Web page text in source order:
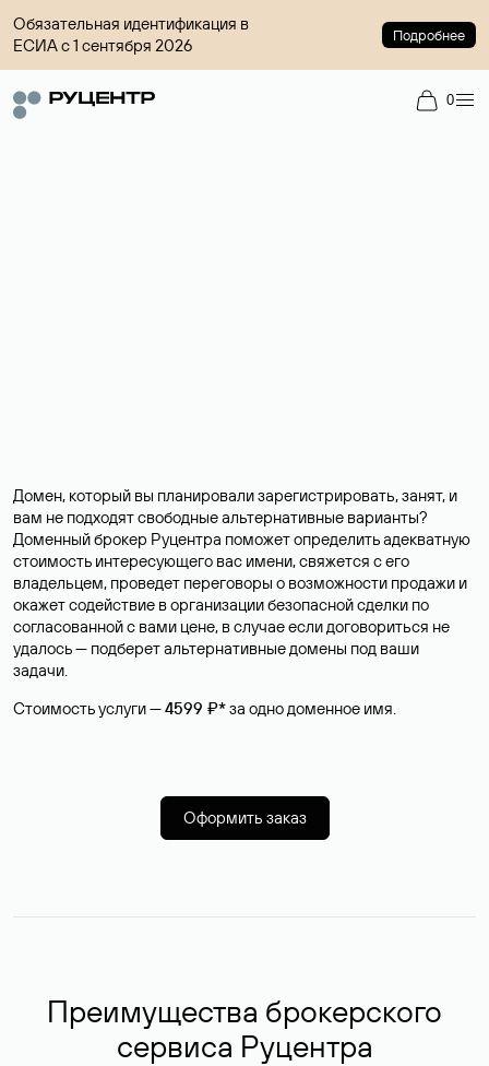
Обязательная идентификация в
ЕСИА с 1 сентября 2026
Подробнее
0
Домен, который вы планировали зарегистрировать, занят, и
вам не подходят свободные альтернативные варианты?
Доменный брокер Руцентра поможет определить адекватную
стоимость интересующего вас имени, свяжется с его
владельцем, проведет переговоры о возможности продажи и
окажет содействие в организации безопасной сделки по
согласованной с вами цене, в случае если договориться не
удалось — подберет альтернативные домены под ваши
задачи.
Стоимость услуги —4599 ₽*за одно доменное имя.
Оформить заказ
Преимущества брокерского
сервиса Руцентра